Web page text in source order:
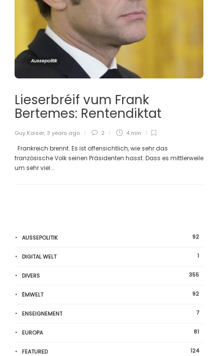
Aussepolitik
Lieserbréif vum Frank
Bertemes: Rentendiktat
Guy Kaiser, 3 years ago 2 4 min
Frankreich brennt. Es ist offensichtlich, wie sehr das
französische Volk seinen Präsidenten hasst. Dass es mittlerweile
um sehr viel...
AUSSEPOLITIK 92
DIGITAL WELT 1
DIVERS 355
ËMWELT 92
ENSEIGNEMENT 7
EUROPA 81
FEATURED 124